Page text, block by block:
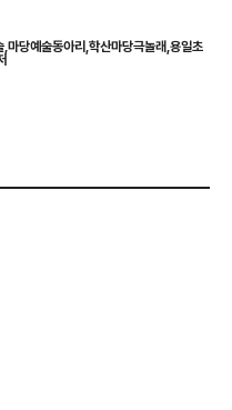
마당예술동아리,학산마당극놀래,용일초